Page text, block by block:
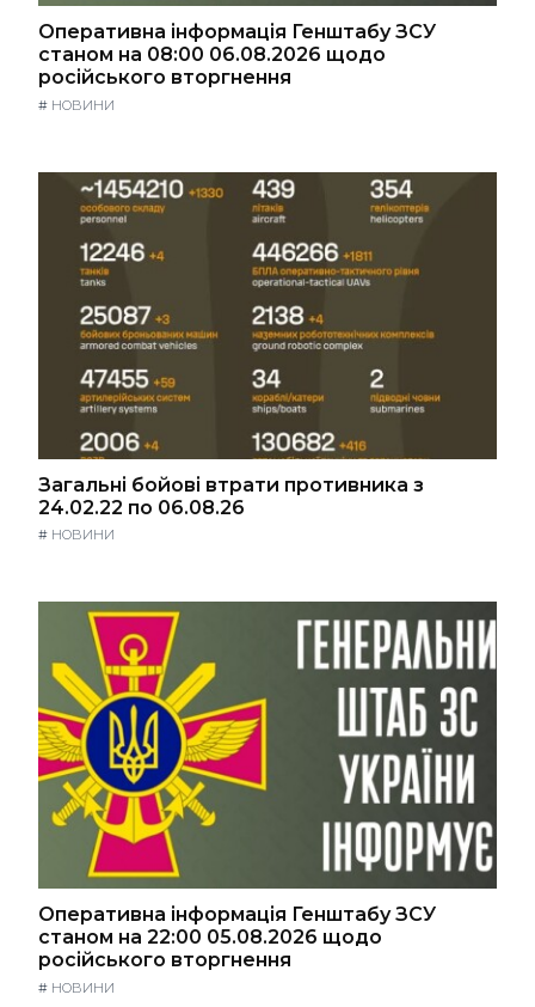
Оперативна інформація Генштабу ЗСУ
станом на 08:00 06.08.2026 щодо
російського вторгнення
# НОВИНИ
Загальні бойові втрати противника з
24.02.22 по 06.08.26
# НОВИНИ
Оперативна інформація Генштабу ЗСУ
станом на 22:00 05.08.2026 щодо
російського вторгнення
# НОВИНИ